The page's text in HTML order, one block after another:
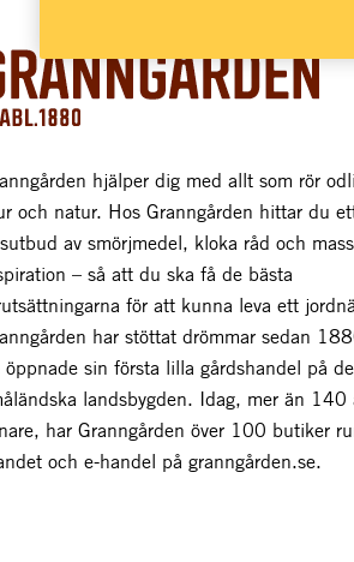
hjälper dig med allt som rör
och natur. Hos Granngården hittar du
av smörjmedel, kloka råd och
– så att du ska få de bästa
för att kunna leva ett
har stöttat drömmar sedan
öppnade sin första lilla gårdshandel på
landsbygden. Idag, mer än 140
har Granngården över 100 butiker
och e-handel på granngården.se.